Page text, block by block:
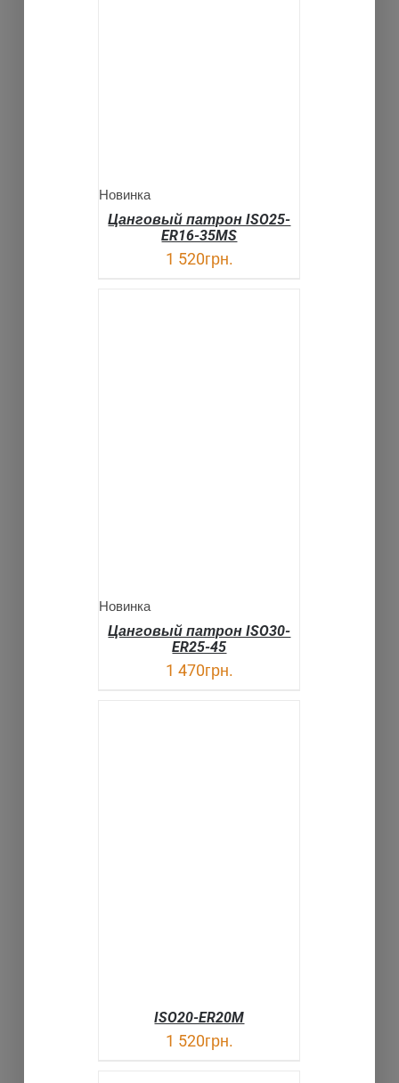
Новинка
Цанговый патрон ISO25-
ER16-35MS
1 520грн.
Новинка
Цанговый патрон ISO30-
ER25-45
1 470грн.
ISO20-ER20M
1 520грн.